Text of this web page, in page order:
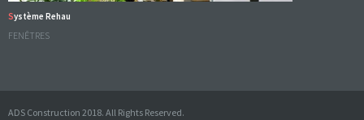
Système Rehau
FENÊTRES
ADS Construction 2018. All Rights Reserved.